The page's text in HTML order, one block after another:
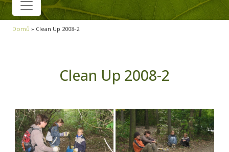
Domů » Clean Up 2008-2
Clean Up 2008-2